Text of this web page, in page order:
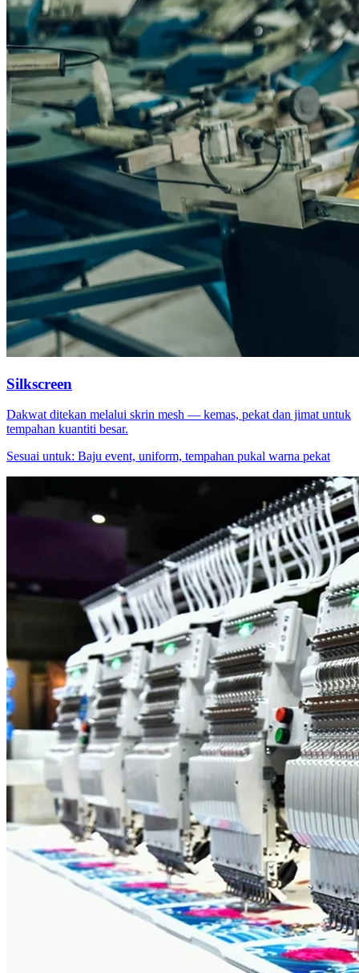
Silkscreen
Dakwat ditekan melalui skrin mesh — kemas, pekat dan jimat untuk
tempahan kuantiti besar.
Sesuai untuk: Baju event, uniform, tempahan pukal warna pekat